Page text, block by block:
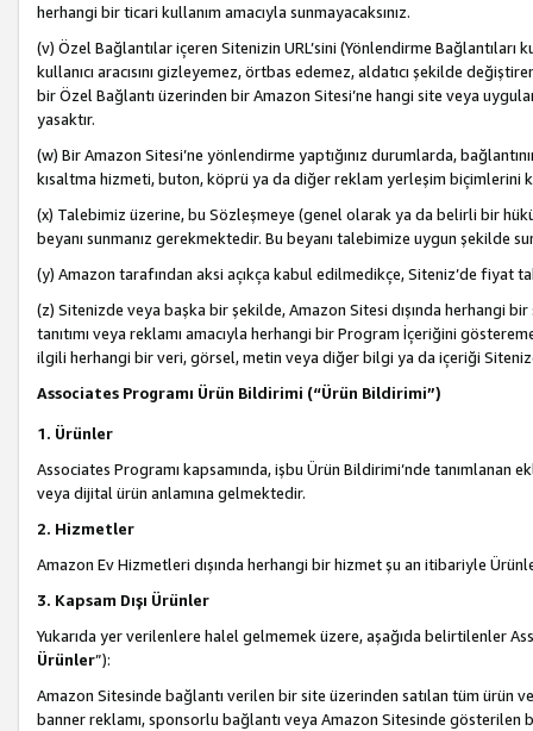
herhangi bir ticari kullanım amacıyla sunmayacaksınız.
(v) Özel Bağlantılar içeren Sitenizin URL’sini (Yönlendirme Bağlantıları
kullanıcı aracısını gizleyemez, örtbas edemez, aldatıcı şekilde
bir Özel Bağlantı üzerinden bir Amazon Sitesi’ne hangi site veya
yasaktır.
(w) Bir Amazon Sitesi’ne yönlendirme yaptığınız durumlarda,
kısaltma hizmeti, buton, köprü ya da diğer reklam yerleşim biçimlerini
(x) Talebimiz üzerine, bu Sözleşmeye (genel olarak ya da belirli bir
beyanı sunmanız gerekmektedir. Bu beyanı talebimize uygun şekilde
(y) Amazon tarafından aksi açıkça kabul edilmedikçe, Siteniz’de fiyat
(z) Sitenizde veya başka bir şekilde, Amazon Sitesi dışında herhangi
tanıtımı veya reklamı amacıyla herhangi bir Program İçeriğini
ilgili herhangi bir veri, görsel, metin veya diğer bilgi ya da içeriği
Associates Programı Ürün Bildirimi (“Ürün Bildirimi”)
1. Ürünler
Associates Programı kapsamında, işbu Ürün Bildirimi’nde
veya dijital ürün anlamına gelmektedir.
2. Hizmetler
Amazon Ev Hizmetleri dışında herhangi bir hizmet şu an itibariyle
3. Kapsam Dışı Ürünler
Yukarıda yer verilenlere halel gelmemek üzere, aşağıda belirtilenler
Ürünler”):
Amazon Sitesinde bağlantı verilen bir site üzerinden satılan tüm ürün
banner reklamı, sponsorlu bağlantı veya Amazon Sitesinde gösterilen